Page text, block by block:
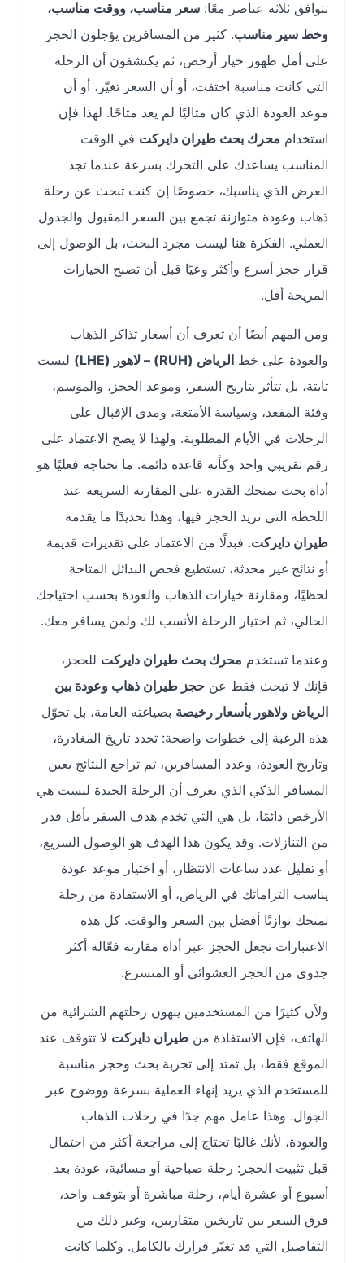
تتوافق ثلاثة عناصر معًا: سعر مناسب، ووقت مناسب،
وخط سير مناسب. كثير من المسافرين يؤجلون الحجز
على أمل ظهور خيار أرخص، ثم يكتشفون أن الرحلة
التي كانت مناسبة اختفت، أو أن السعر تغيّر، أو أن
موعد العودة الذي كان مثاليًا لم يعد متاحًا. لهذا فإن
استخداممحرك بحث طيران دايركتفي الوقت
المناسب يساعدك على التحرك بسرعة عندما تجد
العرض الذي يناسبك، خصوصًا إن كنت تبحث عن رحلة
ذهاب وعودة متوازنة تجمع بين السعر المقبول والجدول
العملي. الفكرة هنا ليست مجرد البحث، بل الوصول إلى
قرار حجز أسرع وأكثر وعيًا قبل أن تصبح الخيارات
المريحة أقل.
ومن المهم أيضًا أن تعرف أن أسعار تذاكر الذهاب
والعودة على خط الرياض (RUH) – لاهور (LHE)
ليست
ثابتة، بل تتأثر بتاريخ السفر، وموعد الحجز، والموسم،
وفئة المقعد، وسياسة الأمتعة، ومدى الإقبال على
الرحلات في الأيام المطلوبة. ولهذا لا يصح الاعتماد على
رقم تقريبي واحد وكأنه قاعدة دائمة. ما تحتاجه فعليًا هو
أداة بحث تمنحك القدرة على المقارنة السريعة عند
اللحظة التي تريد الحجز فيها، وهذا تحديدًا ما يقدمه
طيران دايركت. فبدلًا من الاعتماد على تقديرات قديمة
أو نتائج غير محدثة، تستطيع فحص البدائل المتاحة
لحظيًا، ومقارنة خيارات الذهاب والعودة بحسب احتياجك
الحالي، ثم اختيار الرحلة الأنسب لك ولمن يسافر معك.
وعندما تستخدممحرك بحث طيران دايركتللحجز،
فإنك لا تبحث فقط عنحجز طيران ذهاب وعودة بين
الرياض ولاهور بأسعار رخيصة بصياغته العامة، بل تحوّل
هذه الرغبة إلى خطوات واضحة: تحدد تاريخ المغادرة،
وتاريخ العودة، وعدد المسافرين، ثم تراجع النتائج بعين
المسافر الذكي الذي يعرف أن الرحلة الجيدة ليست هي
الأرخص دائمًا، بل هي التي تخدم هدف السفر بأقل قدر
من التنازلات. وقد يكون هذا الهدف هو الوصول السريع،
أو تقليل عدد ساعات الانتظار، أو اختيار موعد عودة
يناسب التزاماتك في الرياض، أو الاستفادة من رحلة
تمنحك توازنًا أفضل بين السعر والوقت. كل هذه
الاعتبارات تجعل الحجز عبر أداة مقارنة فعّالة أكثر
جدوى من الحجز العشوائي أو المتسرع.
ولأن كثيرًا من المستخدمين ينهون رحلتهم الشرائية من
الهاتف، فإن الاستفادة منطيران دايركتلا تتوقف عند
الموقع فقط، بل تمتد إلى تجربة بحث وحجز مناسبة
للمستخدم الذي يريد إنهاء العملية بسرعة ووضوح عبر
الجوال. وهذا عامل مهم جدًا في رحلات الذهاب
والعودة، لأنك غالبًا تحتاج إلى مراجعة أكثر من احتمال
قبل تثبيت الحجز: رحلة صباحية أو مسائية، عودة بعد
أسبوع أو عشرة أيام، رحلة مباشرة أو بتوقف واحد،
فرق السعر بين تاريخين متقاربين، وغير ذلك من
التفاصيل التي قد تغيّر قرارك بالكامل. وكلما كانت